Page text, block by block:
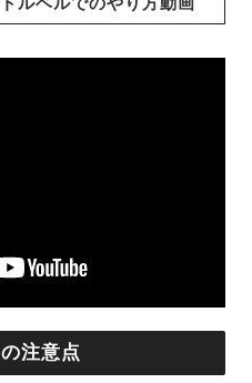
注意点